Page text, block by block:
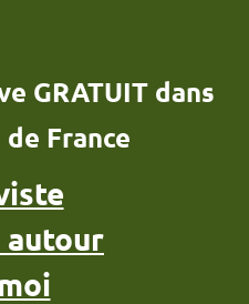
GRATUIT dans
France